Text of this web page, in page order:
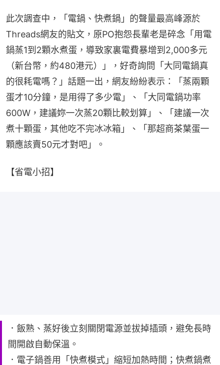
此次調查中，「電鍋、快煮鍋」的聲量最高峰源於
Threads網友的貼文，原PO抱怨長輩老是碎念「用電
鍋蒸1到2顆水煮蛋，導致家裏電費暴增到2,000多元
（新台幣，約480港元）」，好奇詢問「大同電鍋真
的很耗電嗎？」話題一出，網友紛紛表示：「蒸兩顆
蛋才10分鐘，是用得了多少電」、「大同電鍋功率
600W，建議妳一次蒸20顆比較划算」、「建議一次
煮十顆蛋，其他吃不完冰冰箱」、「那超商茶葉蛋一
顆應該賣50元才對吧」。
【省電小招】
．飯熟、蒸好後立刻關閉電源並拔掉插頭，避免長時
間開啟自動保溫。
．電子鍋善用「快煮模式」縮短加熱時間；快煮鍋煮